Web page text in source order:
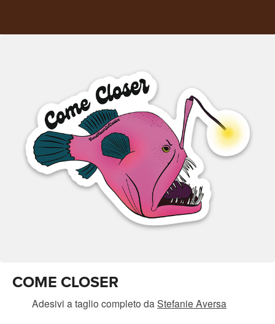
COME CLOSER
Adesivi a taglio completo da Stefanie Aversa